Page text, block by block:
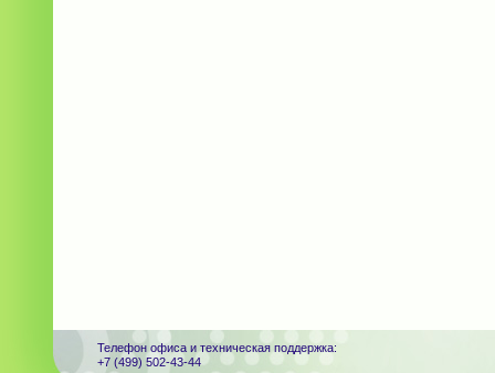
Телефон офиса и техническая поддержка:
+7 (499) 502-43-44